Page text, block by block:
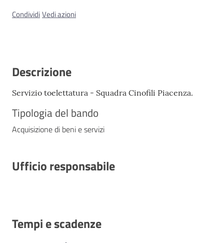
CondividiVedi azioni
Descrizione
Servizio toelettatura - Squadra Cinofili Piacenza.
Tipologia del bando
Acquisizione di beni e servizi
Ufficio responsabile
Tempi e scadenze